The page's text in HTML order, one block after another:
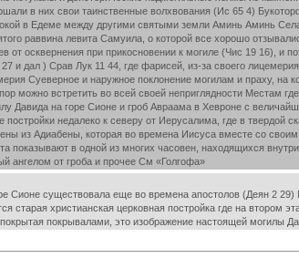
в них свои таинственные волхвования (Ис 65 4)
в Едеме между другими святыми земли Аминь Аминь
раввина левита Самуила, о которой все хорошо
от осквернения при прикосновении к могиле (Чис 19 16),
и дал ) Срав Лук 11 44, где фарисей, из-за своего
Суеверное и наружное поклонение могилам и праху, на
можно встретить во всей своей неприглядности Местам
Давида на горе Сионе и гроб Авраама в Хевроне с
недалеко к северу от Иерусалима, где в
из Адиабены, которая во времена Иисуса вместе со
показывают в одной из многих часовен, находящихся
ангелом от гроба и прочее См «Голгофа»
Сионе существовала еще во времена апостолов (Деян 2 29)
старая христианская церковная постройка где на
покрывалами, это изображение настоящей могилы